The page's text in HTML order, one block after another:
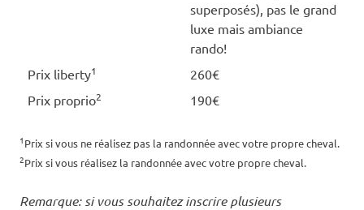
superposés), pas le grand
luxe mais ambiance
rando!
Prix liberty1
260€
Prix proprio2 190€
1 Prix si vous ne réalisez pas la randonnée avec votre propre cheval.
2Prix si vous réalisez la randonnée avec votre propre cheval.
Remarque: si vous souhaitez inscrire plusieurs